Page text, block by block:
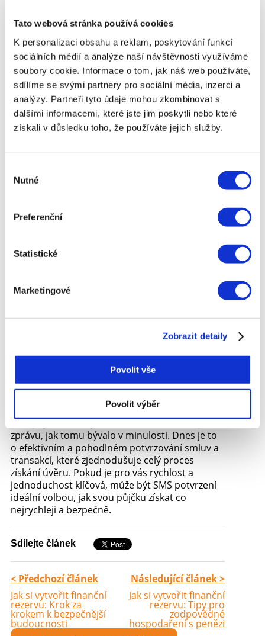
Tato webová stránka používá cookies
K personalizaci obsahu a reklam, poskytování funkcí
sociálních médií a analýze naší návštěvnosti využíváme
soubory cookie. Informace o tom, jak náš web používáte,
sdílíme se svými partnery pro sociální média, inzerci a
analýzy. Partneři tyto údaje mohou zkombinovat s
dalšími informacemi, které jste jim poskytli nebo které
získali v důsledku toho, že používáte jejich služby.
souhlasu
Nutné
Preferenční
Statistické
Marketingové
Zobrazit detaily
Povolit vše
Povolit výběr
výhod, je důležité si uvědomit, že byste měli být
vždy opatrní a ujistit se, že komunikujete se
seriózním poskytovatelem. Podobně jako u
jakékoli jiné formy úvěru je zásadní důkladně si
přečíst všechny podmínky půjčky a ujistit se, že
rozumíte všem nákladům a poplatkům
spojeným s úvěrem. Transparentnost je zde
klíčová – seriózní poskytovatelé vám poskytnou
Kromě toho je dobré dávat si pozor na
přináší větší bezpečnost, je možné, že se setkáte
s pokusy o zneužití. Před jakýmkoli potvrzením
odpovídá tomu, o co jste skutečně žádali. Nikdy
potřeb, aniž by museli složitě vyřizovat
Tento moderní způsob komunikace přináší
pohodlí, bezpečnost a rychlost, což je klíčové
zejména pro ty, kteří potřebují půjčku rychle a
SMS půjčka už tedy není o žádosti zaslané přes
zprávu, jak tomu bývalo v minulosti. Dnes je to
o efektivním a pohodlném potvrzování smluv a
transakcí, které zjednodušuje celý proces
získání úvěru. Pokud je pro vás rychlost a
jednoduchost klíčová, může být SMS potvrzení
ideální volbou, jak svou půjčku získat co
nejrychleji a bezpečně.
Sdílejte článek
< Předchozí článek
Jak si vytvořit finanční
rezervu: Krok za
krokem k bezpečnější
budoucnosti
Následující článek >
Jak si vytvořit finanční
rezervu: Tipy pro
zodpovědné
hospodaření s penězi